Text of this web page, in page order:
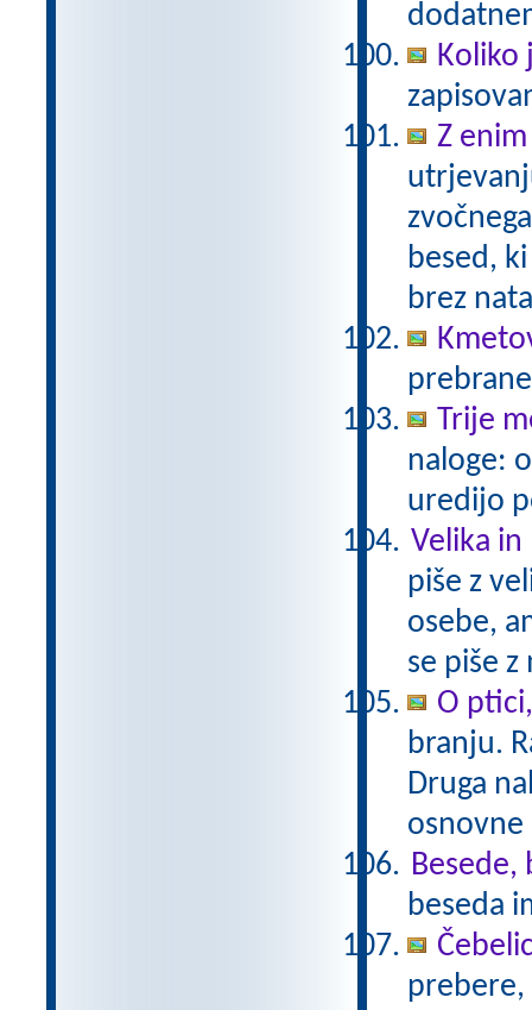
Koliko
Z
besed,
brez
Trije
naloge:
uredijo
Velika in
piše z
osebe,
se piše
O
branju.
Druga
osnovne
Besede,
beseda
prebere,